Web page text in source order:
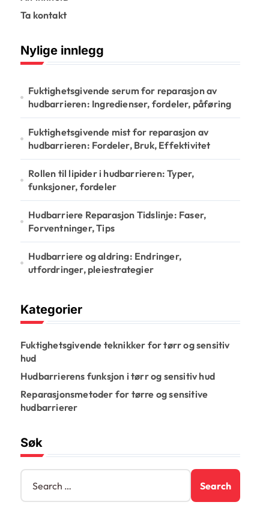
Ta kontakt
Nylige innlegg
Fuktighetsgivende serum for reparasjon av
hudbarrieren: Ingredienser, fordeler, påføring
Fuktighetsgivende mist for reparasjon av
hudbarrieren: Fordeler, Bruk, Effektivitet
Rollen til lipider i hudbarrieren: Typer,
funksjoner, fordeler
Hudbarriere Reparasjon Tidslinje: Faser,
Forventninger, Tips
Hudbarriere og aldring: Endringer,
utfordringer, pleiestrategier
Kategorier
Fuktighetsgivende teknikker for tørr og sensitiv
hud
Hudbarrierens funksjon i tørr og sensitiv hud
Reparasjonsmetoder for tørre og sensitive
hudbarrierer
Søk
S
a